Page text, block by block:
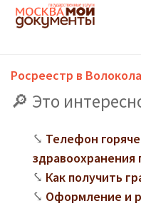
Росреестр в
Это
Телефон
здравоохранения
Как получить
Оформление и